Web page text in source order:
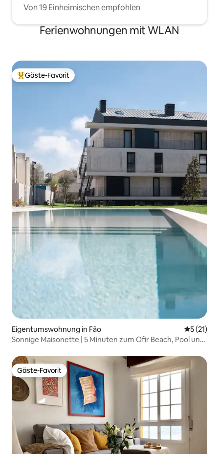
Von 19 Einheimischen empfohlen
Ferienwohnungen mit WLAN
Beliebter Gäste-Favorit.
Gäste-Favorit
Eigentumswohnung in Fão
5 (21)
Sonnige Maisonette | 5 Minuten zum Ofir Beach, Pool und
Gäste-Favorit
Gäste-Favorit